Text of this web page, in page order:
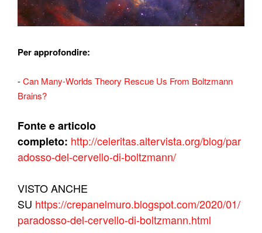
Per approfondire:
-Can Many-Worlds Theory Rescue Us From Boltzmann
Brains?
Fonte e articolo
completo: http://celeritas.altervista.org/blog/par
adosso-del-cervello-di-boltzmann/
VISTO ANCHE
SU https://crepanelmuro.blogspot.com/2020/01/
paradosso-del-cervello-di-boltzmann.html